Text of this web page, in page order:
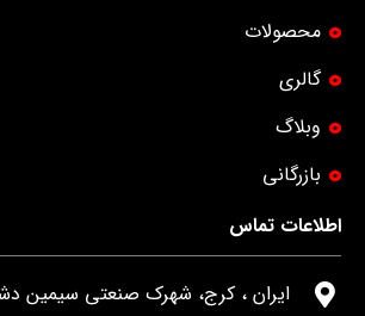
محصولات
گالری
وبلاگ
بازرگانی
اطلاعات تماس
ایران ، کرج، شهرک صنعتی سیمین